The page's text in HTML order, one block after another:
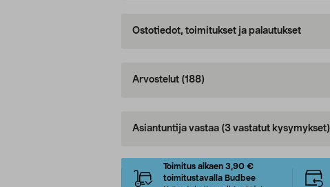
Ostotiedot, toimitukset ja palautukset
Arvostelut (188)
Asiantuntija vastaa (3 vastatut kysymykset)
Toimitus alkaen 3,90 €
toimitustavalla Budbee